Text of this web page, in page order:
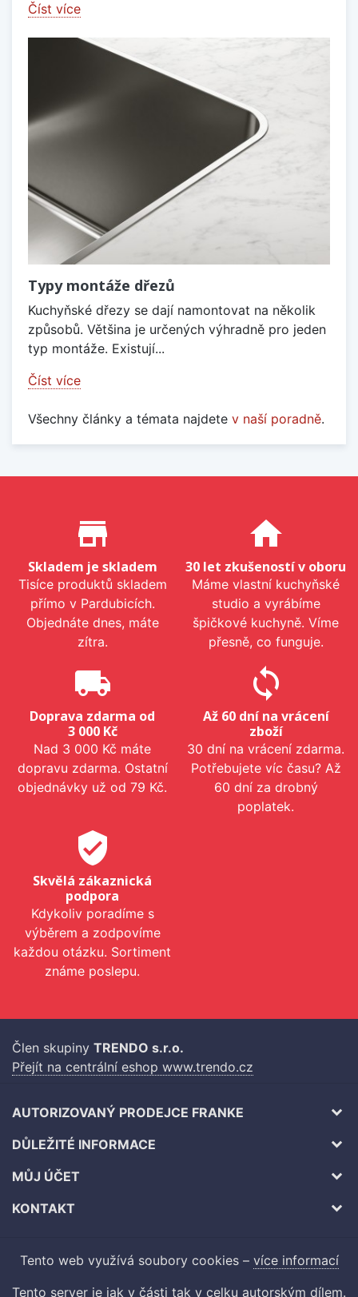
Číst více
Typy montáže dřezů
Kuchyňské dřezy se dají namontovat na několik
způsobů. Většina je určených výhradně pro jeden
typ montáže. Existují...
Číst více
Všechny články a témata najdete v naší poradně.
Proč nakupovat u nás?
store_mall_directory
Skladem je skladem
Tisíce produktů skladem
přímo v Pardubicích.
Objednáte dnes, máte
zítra.
home
30 let zkušeností v oboru
Máme vlastní kuchyňské
studio a vyrábíme
špičkové kuchyně. Víme
přesně, co funguje.
local_shipping
Doprava zdarma od
3 000 Kč
Nad 3 000 Kč máte
dopravu zdarma. Ostatní
objednávky už od 79 Kč.
sync
Až 60 dní na vrácení
zboží
30 dní na vrácení zdarma.
Potřebujete víc času? Až
60 dní za drobný
poplatek.
verified_user
Skvělá zákaznická
podpora
Kdykoliv poradíme s
výběrem a zodpovíme
každou otázku. Sortiment
známe poslepu.
Člen skupiny TRENDO s.r.o.
Přejít na centrální eshop www.trendo.cz
AUTORIZOVANÝ PRODEJCE FRANKE
DŮLEŽITÉ INFORMACE
MŮJ ÚČET
KONTAKT
Tento web využívá soubory cookies – více informací
Tento server je jak v části tak v celku autorským dílem.